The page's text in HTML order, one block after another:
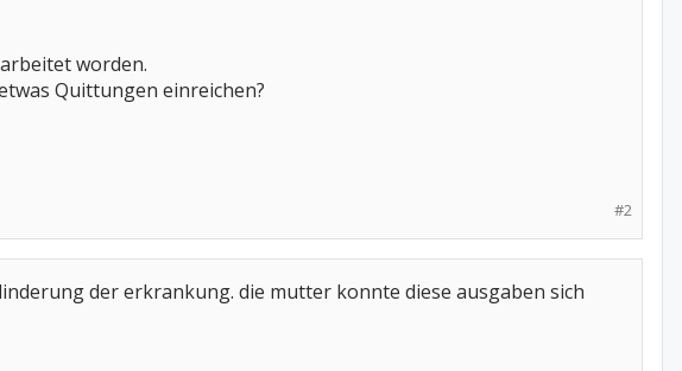
worden.
Quittungen einreichen?
#2
der erkrankung. die mutter konnte diese ausgaben sich